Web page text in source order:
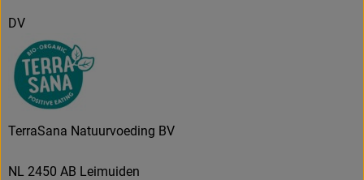
DV
TerraSana Natuurvoeding BV
NL 2450 AB Leimuiden